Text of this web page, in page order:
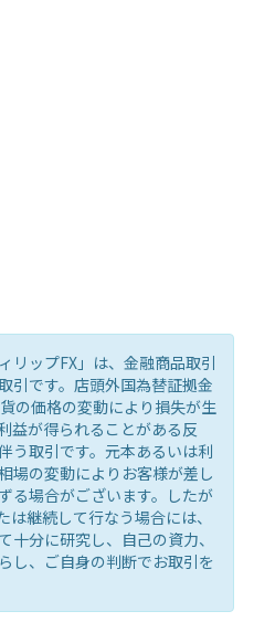
リップFX」は、金融商品取引
引です。店頭外国為替証拠金
の価格の変動により損失が生
益が得られることがある反
う取引です。元本あるいは利
場の変動によりお客様が差し
る場合がございます。したが
継続して行なう場合には、
分に研究し、自己の資力、
し、ご自身の判断でお取引を